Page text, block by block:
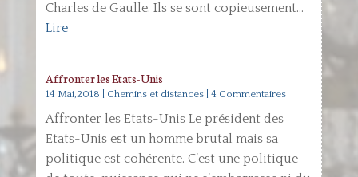
Charles de Gaulle. Ils se sont copieusement...
Lire
Affronter les Etats-Unis
14 Mai,2018 Chemins et distances| 4 Commentaires
Affronter les Etats-Unis Le président des
Etats-Unis est un homme brutal mais sa
politique est cohérente. C’est une politique